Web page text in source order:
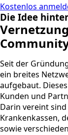
Kostenlos
Die Idee
Seit der
ein breites
aufgebaut.
Kunden und
Darin vereint
Krankenkassen,
sowie